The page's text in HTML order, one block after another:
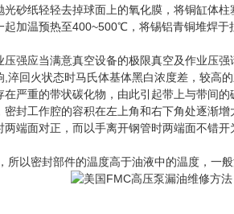
砂纸轻轻去掉球面上的氧化膜，将铜缸体
加温预热至400~500℃，将锡铝青铜堆焊
强应当满意真空设备的极限真空及作业压强
回火状态时马氏体基体黑白浓度差，较高
严重的带状碳化物，由此引起带上与带间
封工作腔的容积在左上角和右下角处逐渐
端面对正，而以手离开钢管时两端面不错
所以密封部件的温度高于油液中的温度，一